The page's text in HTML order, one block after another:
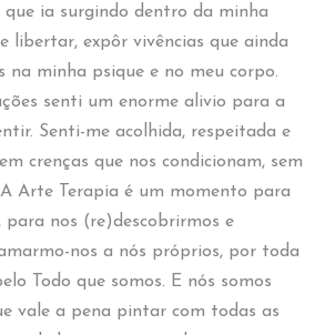
ia surgindo dentro da minha
libertar, expôr vivências que ainda
na minha psique e no meu corpo.
senti um enorme alivio para a
Senti-me acolhida, respeitada e
crenças que nos condicionam, sem
Arte Terapia é um momento para
para nos (re)descobrirmos e
nos a nós próprios, por toda
Todo que somos. E nós somos
vale a pena pintar com todas as